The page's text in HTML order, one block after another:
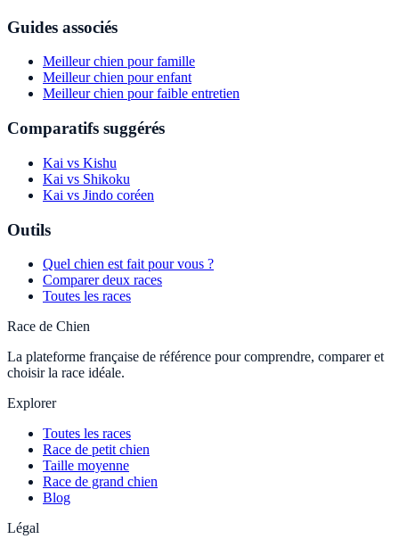
Guides associés
Meilleur chien pour famille
Meilleur chien pour enfant
Meilleur chien pour faible entretien
Comparatifs suggérés
Kai vs Kishu
Kai vs Shikoku
Kai vs Jindo coréen
Outils
Quel chien est fait pour vous ?
Comparer deux races
Toutes les races
Race de Chien
La plateforme française de référence pour comprendre, comparer et
choisir la race idéale.
Explorer
Toutes les races
Race de petit chien
Taille moyenne
Race de grand chien
Blog
Légal